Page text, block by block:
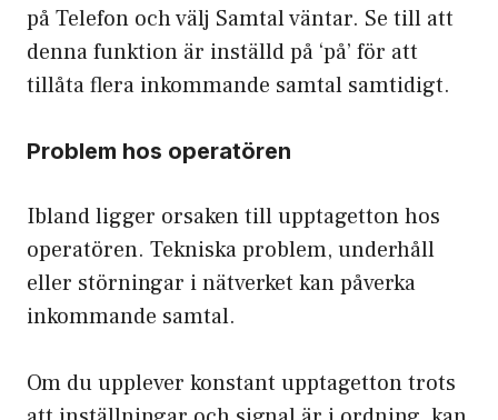
på Telefon och välj Samtal väntar. Se till att
denna funktion är inställd på ‘på’ för att
tillåta flera inkommande samtal samtidigt.
Problem hos operatören
Ibland ligger orsaken till upptagetton hos
operatören. Tekniska problem, underhåll
eller störningar i nätverket kan påverka
inkommande samtal.
Om du upplever konstant upptagetton trots